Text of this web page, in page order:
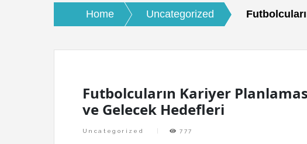
Home Uncategorized
Futbolcuların Kariyer
ve Gelecek Hedefleri
Uncategorized 777